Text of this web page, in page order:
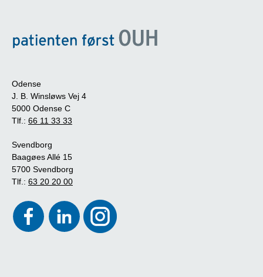
Odense
J. B. Winsløws Vej 4
5000 Odense C
Tlf.: 66 11 33 33
Svendborg
Baagøes Allé 15
5700 Svendborg
Tlf.: 63 20 20 00